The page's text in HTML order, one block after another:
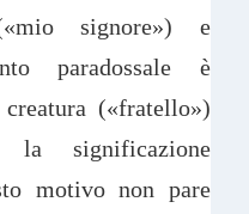
signore») e
paradossale è
(«fratello»)
significazione
motivo non pare